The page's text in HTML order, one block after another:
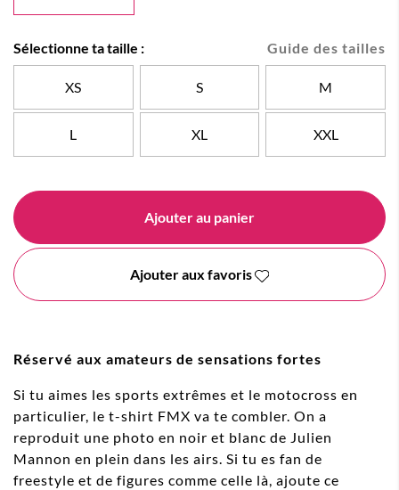
Guide des tailles
Sélectionne ta taille :
XS S M
L XL XXL
Ajouter au panier
Ajouter aux favoris
Réservé aux amateurs de sensations fortes
Si tu aimes les sports extrêmes et le motocross en
particulier, le t-shirt FMX va te combler. On a
reproduit une photo en noir et blanc de Julien
Mannon en plein dans les airs. Si tu es fan de
freestyle et de figures comme celle là, ajoute ce